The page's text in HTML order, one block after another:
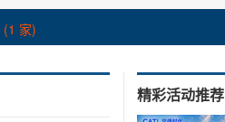
(1 家)
精彩活动推荐